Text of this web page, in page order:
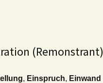
(Remonstrant)
, Einspruch, Einwand